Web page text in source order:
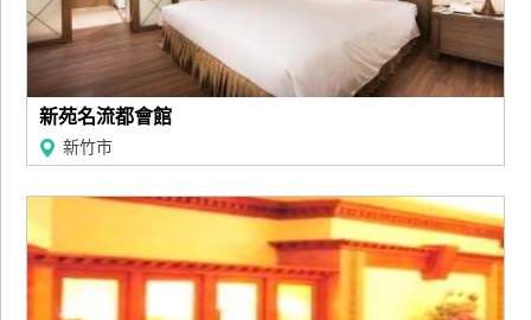
新苑名流都會館
新竹市